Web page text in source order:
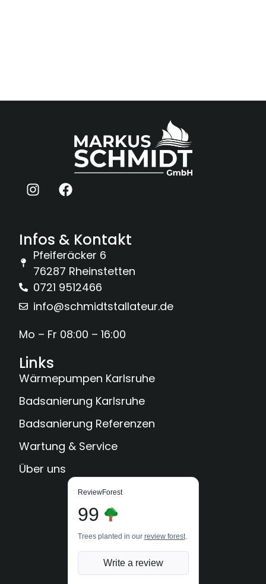
Infos & Kontakt
Pfeiferäcker 6
76287 Rheinstetten
0721 9512466
info@schmidtstallateur.de
Mo – Fr 08:00 – 16:00
Links
Wärmepumpen Karlsruhe
Badsanierung Karlsruhe
Badsanierung Referenzen
Wartung & Service
Über uns
ReviewForest
99
Trees planted in our review forest.
Write a review